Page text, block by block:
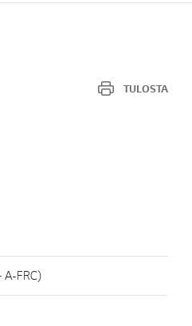
TULOSTA
FRC)